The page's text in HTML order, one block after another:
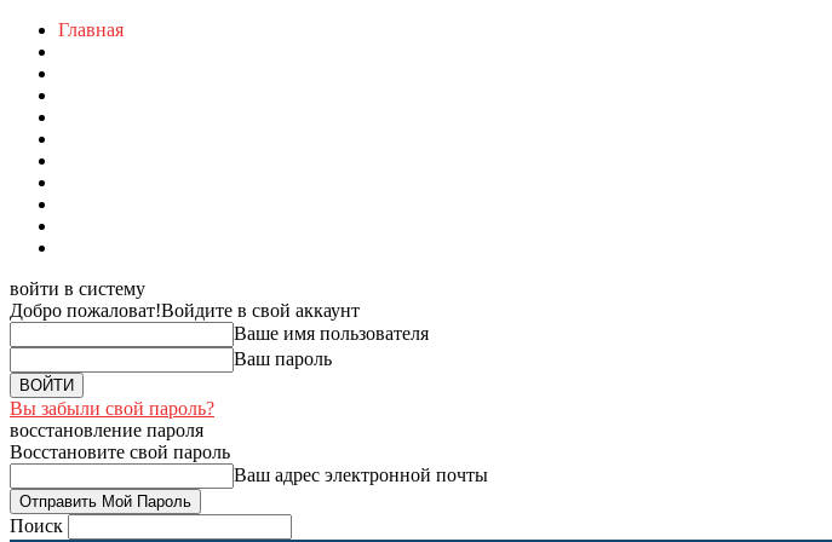
Главная
войти в систему
Добро пожаловат!Войдите в свой аккаунт
Ваше имя пользователя
Ваш пароль
Вы забыли свой пароль?
восстановление пароля
Восстановите свой пароль
Ваш адрес электронной почты
Поиск